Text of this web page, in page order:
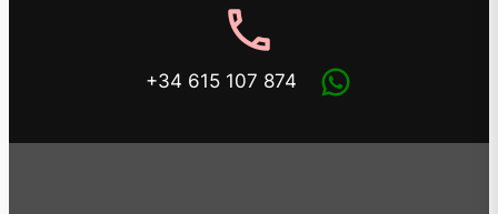
phone
+34 615 107 874